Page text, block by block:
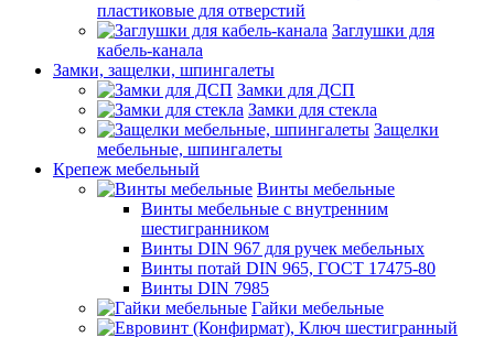
пластиковые для отверстий
Заглушки для
кабель-канала
Замки, защелки, шпингалеты
Замки для ДСП
Замки для стекла
Защелки
мебельные, шпингалеты
Крепеж мебельный
Винты мебельные
Винты мебельные с внутренним
шестигранником
Винты DIN 967 для ручек мебельных
Винты потай DIN 965, ГОСТ 17475-80
Винты DIN 7985
Гайки мебельные